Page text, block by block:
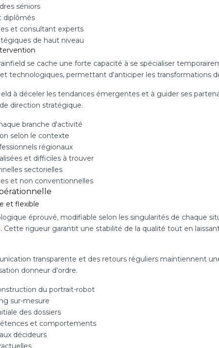
séniors
diplômés
et consultant experts
de haut niveau
se cache une forte capacité à se spécialiser
technologiques, permettant d'anticiper les transformations
à déceler les tendances émergentes et à guider ses
direction stratégique.
branche d'activité
selon le contexte
régionaux
et difficiles à trouver
sectorielles
et non conventionnelles
et flexible
éprouvé, modifiable selon les singularités de chaque
rigueur garantit une stabilité de la qualité tout en
transparente et des retours réguliers maintiennent
donneur d'ordre.
du portrait-robot
sur-mesure
des dossiers
et comportements
décideurs